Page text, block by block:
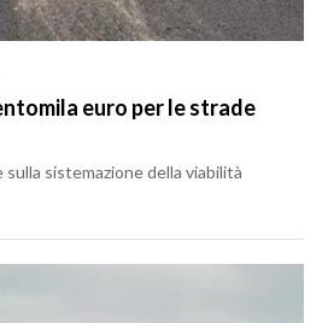
euro per le strade
sistemazione della viabilità